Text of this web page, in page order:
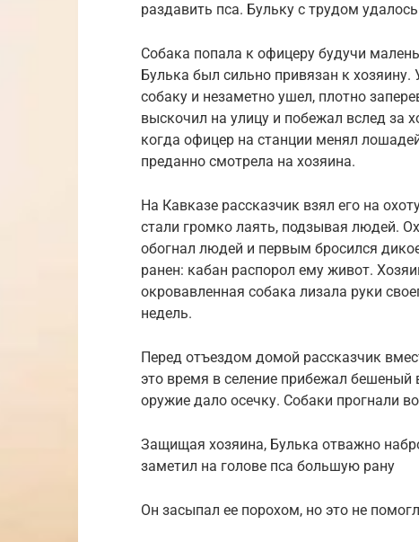
раздавить пса. Бульку с трудом
Собака попала к офицеру будучи
Булька был сильно привязан к
собаку и незаметно ушел, плотно
выскочил на улицу и побежал вслед за
когда офицер на станции менял
преданно смотрела на хозяина.
На Кавказе рассказчик взял его на
стали громко лаять, подзывая людей.
обогнал людей и первым бросился
ранен: кабан распорол ему живот.
окровавленная собака лизала руки
недель.
Перед отъездом домой рассказчик
это время в селение прибежал бешеный
оружие дало осечку. Собаки прогнали
Защищая хозяина, Булька отважно
заметил на голове пса большую рану
Он засыпал ее порохом, но это не